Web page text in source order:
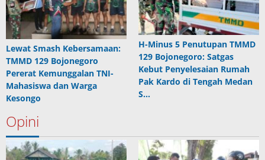
Lewat Smash Kebersamaan:
TMMD 129 Bojonegoro
Pererat Kemunggalan TNI-
Mahasiswa dan Warga
Kesongo
H-Minus 5 Penutupan TMMD
129 Bojonegoro: Satgas
Kebut Penyelesaian Rumah
Pak Kardo di Tengah Medan
S…
Opini